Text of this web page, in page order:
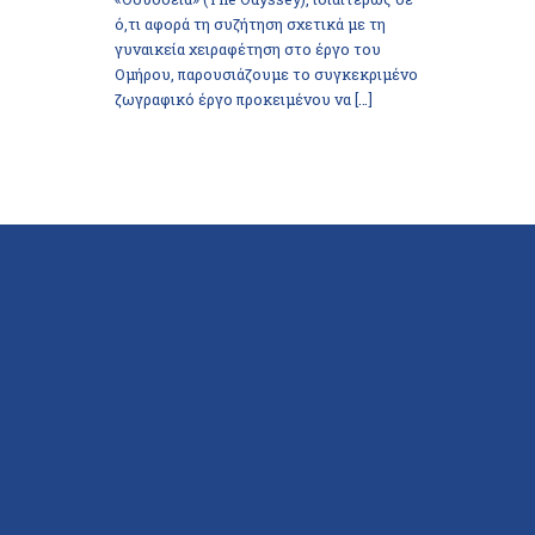
ό,τι αφορά τη συζήτηση σχετικά με τη
γυναικεία χειραφέτηση στο έργο του
Ομήρου, παρουσιάζουμε το συγκεκριμένο
ζωγραφικό έργο προκειμένου να […]